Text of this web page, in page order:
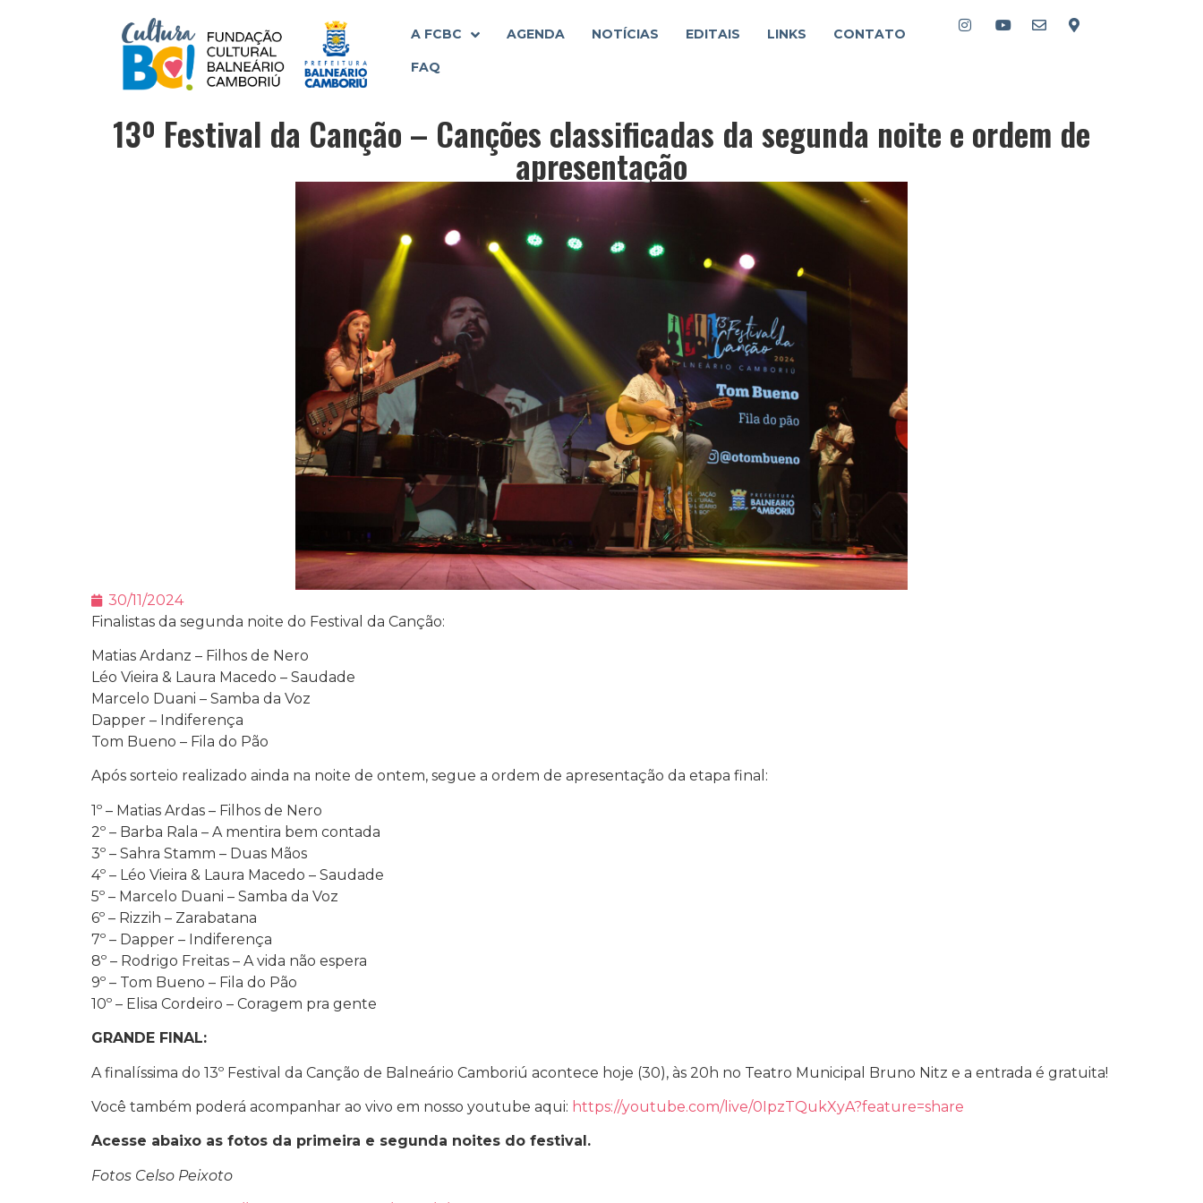
A FCBC AGENDA NOTÍCIAS EDITAIS LINKS CONTATO
FAQ
13º Festival da Canção – Canções classificadas da segunda noite e ordem de
apresentação
30/11/2024
Finalistas da segunda noite do Festival da Canção:
Matias Ardanz – Filhos de Nero
Léo Vieira & Laura Macedo – Saudade
Marcelo Duani – Samba da Voz
Dapper – Indiferença
Tom Bueno – Fila do Pão
Após sorteio realizado ainda na noite de ontem, segue a ordem de apresentação da etapa final:
1º – Matias Ardas – Filhos de Nero
2º – Barba Rala – A mentira bem contada
3º – Sahra Stamm – Duas Mãos
4º – Léo Vieira & Laura Macedo – Saudade
5º – Marcelo Duani – Samba da Voz
6º – Rizzih – Zarabatana
7º – Dapper – Indiferença
8º – Rodrigo Freitas – A vida não espera
9º – Tom Bueno – Fila do Pão
10º – Elisa Cordeiro – Coragem pra gente
GRANDE FINAL:
A finalíssima do 13º Festival da Canção de Balneário Camboriú acontece hoje (30), às 20h no Teatro Municipal Bruno Nitz e a entrada é gratuita!
Você também poderá acompanhar ao vivo em nosso youtube aqui: https://youtube.com/live/0IpzTQukXyA?feature=share
Acesse abaixo as fotos da primeira e segunda noites do festival.
Fotos Celso Peixoto